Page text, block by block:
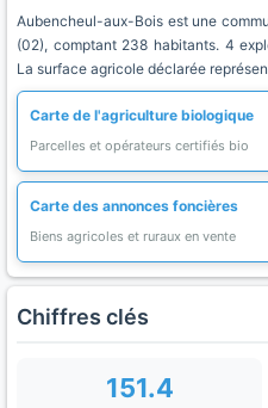
Aubencheul-aux-Bois est une
(02), comptant 238 habitants. 4
La surface agricole déclarée
Carte de l'agriculture biologique
Parcelles et opérateurs certifiés bio
Carte des annonces foncières
Biens agricoles et ruraux en vente
Chiffres clés
151.4